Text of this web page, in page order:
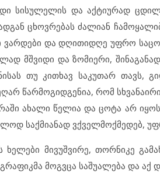
სისულელის და აქტიურად
ცხოვრებას ძალიან
და დღითიდღე უფრო
მშვიდი და ზომიერი,
თუ კითხავ საკუთარ თავს,
წარმოგიდგენია, რომ
ახალი წელია და ცოტა არ
საქმიანად ვქველმოქმედებ,
ხელები მივუშვირე, თორნიკე
მოგვცა საშუალება და აქ